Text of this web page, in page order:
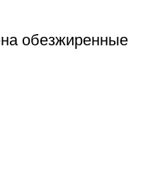
обезжиренные